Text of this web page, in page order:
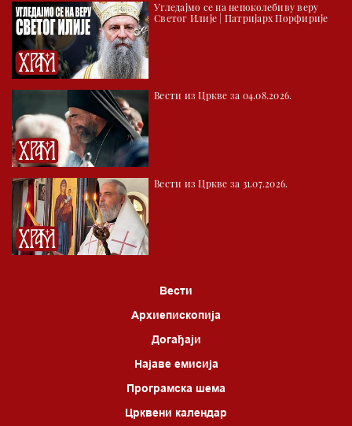
Угледајмо се на непоколебиву веру
Светог Илије | Патријарх Порфирије
Вести из Цркве за 04.08.2026.
Вести из Цркве за 31.07.2026.
Вести
Архиепископија
Догађаји
Најаве емисија
Програмска шема
Црквени календар